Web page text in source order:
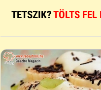
TETSZIK?TÖLTS FEL